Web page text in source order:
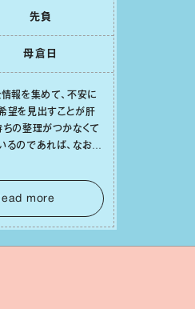
先負
⺟倉⽇
情報を集めて、不安に
望を⾒出すことが肝
ちの整理がつかなくて
るのであれば、なおさ
⽴つはず。また、広い
「治療」が必要な⽇で
関係の改善は課題の⼀
more